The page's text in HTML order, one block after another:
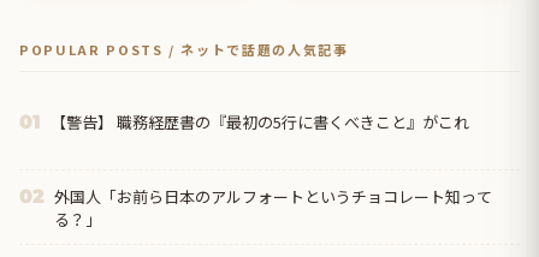
POPULAR POSTS / ネットで話題の人気記事
01 【警告】 職務経歴書の『最初の5行に書くべきこと』がこれ
02 外国人「お前ら日本のアルフォートというチョコレート知って
る？」